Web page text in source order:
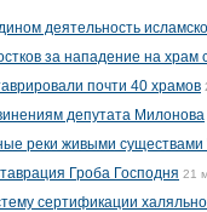
деятельность
за нападение на храм
почти 40 храмов
депутата Милонова
реки живыми существами
Гроба Господня 21
сертификации